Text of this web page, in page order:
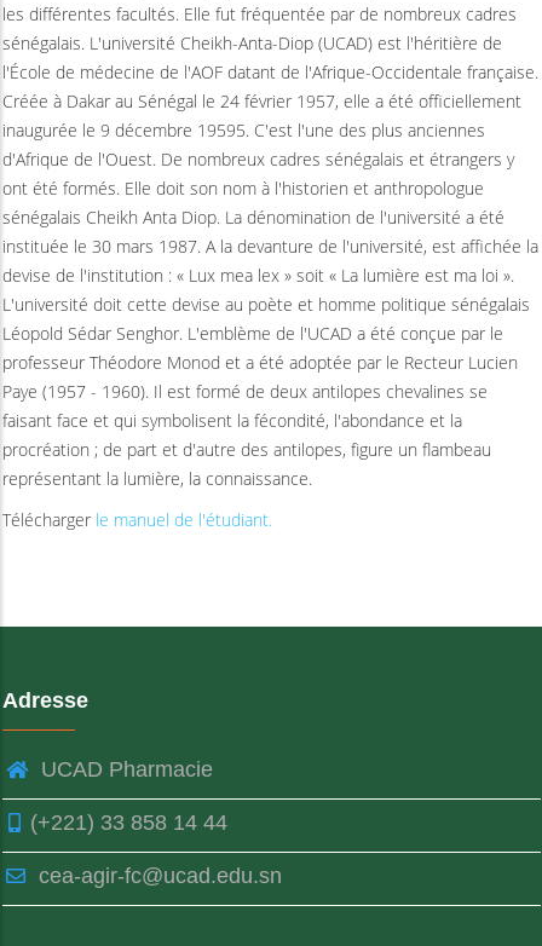
les différentes facultés. Elle fut fréquentée par de nombreux cadres
sénégalais. L'université Cheikh-Anta-Diop (UCAD) est l'héritière de
l'École de médecine de l'AOF datant de l'Afrique-Occidentale française.
Créée à Dakar au Sénégal le 24 février 1957, elle a été officiellement
inaugurée le 9 décembre 19595. C'est l'une des plus anciennes
d'Afrique de l'Ouest. De nombreux cadres sénégalais et étrangers y
ont été formés. Elle doit son nom à l'historien et anthropologue
sénégalais Cheikh Anta Diop. La dénomination de l'université a été
instituée le 30 mars 1987. A la devanture de l'université, est affichée la
devise de l'institution : « Lux mea lex » soit « La lumière est ma loi ».
L'université doit cette devise au poète et homme politique sénégalais
Léopold Sédar Senghor. L'emblème de l'UCAD a été conçue par le
professeur Théodore Monod et a été adoptée par le Recteur Lucien
Paye (1957 - 1960). Il est formé de deux antilopes chevalines se
faisant face et qui symbolisent la fécondité, l'abondance et la
procréation ; de part et d'autre des antilopes, figure un flambeau
représentant la lumière, la connaissance.
Télécharger le manuel de l'étudiant.
Adresse
UCAD Pharmacie
(+221) 33 858 14 44
cea-agir-fc@ucad.edu.sn